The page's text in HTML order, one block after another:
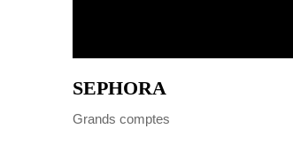
SEPHORA
Grands comptes